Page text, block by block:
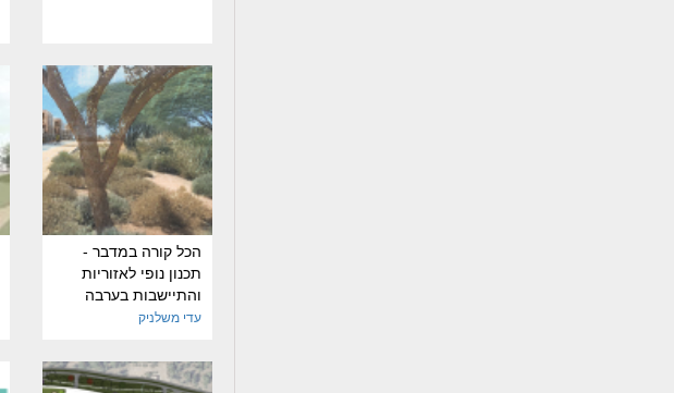
הכל קורה במדבר -
תכנון נופי לאזוריות
והתיישבות בערבה
עדי משלניק